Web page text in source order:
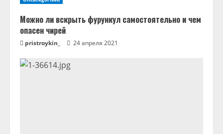
Можно ли вскрыть фурункул самостоятельно и чем
опасен чирей
pristroykin_ 24 апреля 2021